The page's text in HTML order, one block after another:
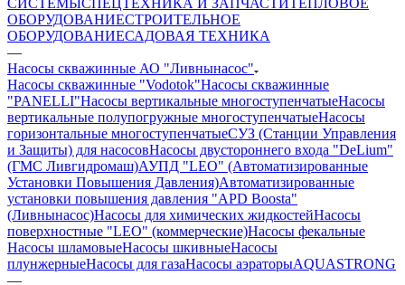
ОБОРУДОВАНИЕСТРОИТЕЛЬНОЕ
ОБОРУДОВАНИЕСАДОВАЯ ТЕХНИКА
—
Насосы скважинные АО "Ливнынасос"
Насосы скважинные "Vodotok"Насосы скважинные
"PANELLI"Насосы вертикальные многоступенчатыеНасосы
вертикальные полупогружные многоступенчатыеНасосы
горизонтальные многоступенчатыеСУЗ (Станции Управления
и Защиты) для насосовНасосы двустороннего входа "DeLium"
(ГМС Ливгидромаш)АУПД "LEO" (Автоматизированные
Установки Повышения Давления)Автоматизированные
установки повышения давления "APD Boosta"
(Ливнынасос)Насосы для химических жидкостейНасосы
поверхностные "LEO" (коммерческие)Насосы фекальные
Насосы шламовыеНасосы шкивныеНасосы
плунжерныеНасосы для газаНасосы аэраторыAQUASTRONG
—